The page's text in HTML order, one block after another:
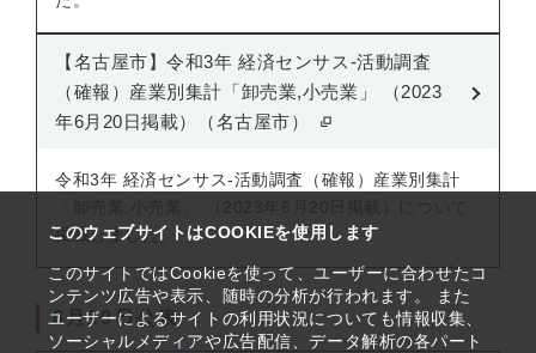
このウェブサイトはCOOKIEを使用します
このサイトではCookieを使って、ユーザーに合わせたコ
ンテンツ広告や表示、随時の分析が行われます。 また
ユーザーによるサイトの利用状況についても情報収集、
ソーシャルメディアや広告配信、データ解析の各パート
【名古屋市】令和3年 経済センサス-活動調査
（確報）産業別集計「卸売業,小売業」 （2023
年6月20日掲載）（名古屋市）
令和3年 経済センサス-活動調査（確報）産業別集計
掲載しました。
6月19日公表